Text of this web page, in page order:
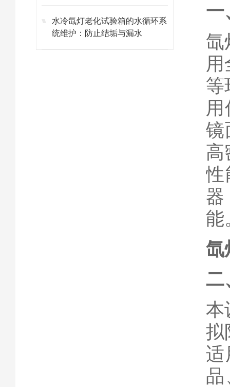
水冷氙灯老化试验箱的水循环系
统维护：防止结垢与漏水
一
氙
等
镜
高
性
器
能
氙
二
本
拟
适
品